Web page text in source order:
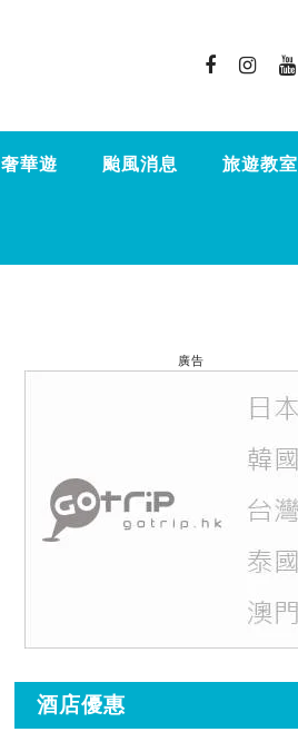
奢華遊 颱風消息 旅遊教室
廣告
酒店優惠